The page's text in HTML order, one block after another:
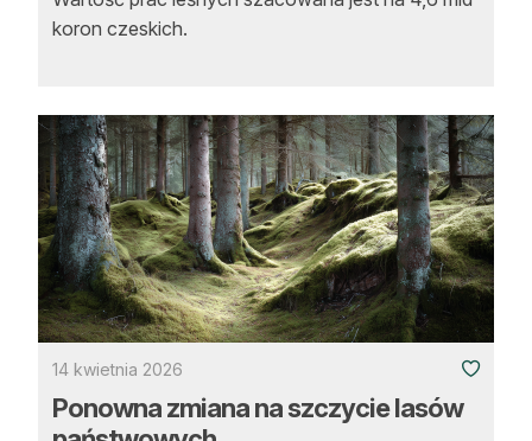
koron czeskich.
14 kwietnia 2026
Ponowna zmiana na szczycie lasów